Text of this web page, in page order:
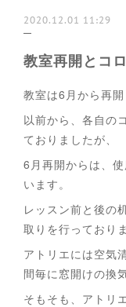
2020.12.01 11:29
教室再開とコ
教室は6月から再開
以前から、各自の
ておりましたが、
6月再開からは、
います。
レッスン前と後の
取りを行っておりま
アトリエには空気
間毎に窓開けの換
そもそも、アトリ